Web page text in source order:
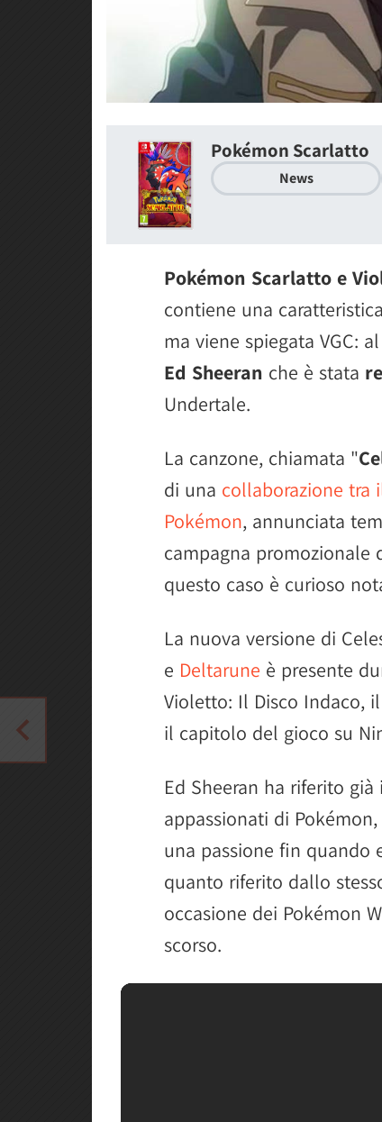
Pokémon Scarlatto
News
Pokémon Scarlatto e
contiene una
ma viene spiegata VGC:
Ed Sheeran che è stata
Undertale.
La canzone, chiamata "
di una collaborazione tra
Pokémon, annunciata
campagna promozionale
questo caso è curioso
La nuova versione di
e Deltarune è presente
Violetto: Il Disco Indaco, il
il capitolo del gioco su
Ed Sheeran ha riferito
appassionati di
una passione fin quando
quanto riferito dallo
occasione dei Pokémon
scorso.